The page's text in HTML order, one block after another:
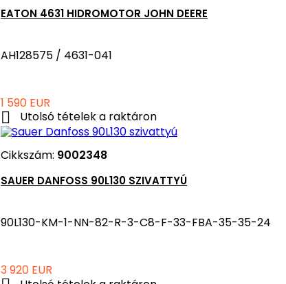
EATON 4631 HIDROMOTOR JOHN DEERE
AH128575 / 4631-041
Ár
1 590 EUR
 Utolsó tételek a raktáron
Cikkszám: 9002348
SAUER DANFOSS 90L130 SZIVATTYÚ
90L130-KM-1-NN-82-R-3-C8-F-33-FBA-35-35-24
Ár
3 920 EUR